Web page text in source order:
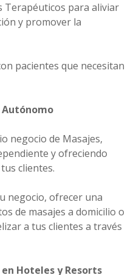
Terapéuticos para aliviar
y promover la
pacientes que necesitan
Autónomo
negocio de Masajes,
y ofreciendo
clientes.
negocio, ofrecer una
de masajes a domicilio o
a tus clientes a través
Hoteles y Resorts